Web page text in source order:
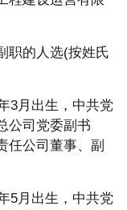
职的人选(按姓氏
3月出生，中共党
公司党委副书
任公司董事、副
5月出生，中共党